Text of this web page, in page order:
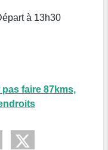
à 13h30
faire 87kms,